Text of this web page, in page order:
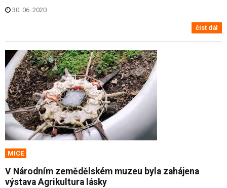
30. 06. 2020
číst dál
MICE
V Národním zemědělském muzeu byla zahájena
výstava Agrikultura lásky